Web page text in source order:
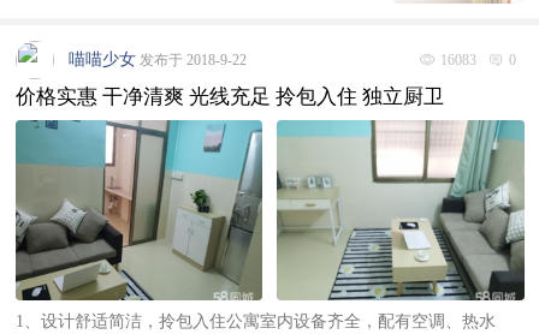
16083 0
喵喵少女 发布于 2018-9-22
价格实惠 干净清爽 光线充足 拎包入住 独立厨卫
1、设计舒适简洁，拎包入住公寓室内设备齐全，配有空调、热水